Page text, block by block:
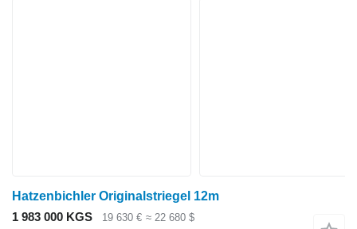
Hatzenbichler Originalstriegel 12m
1 983 000 KGS
19 630 € ≈ 22 680 $